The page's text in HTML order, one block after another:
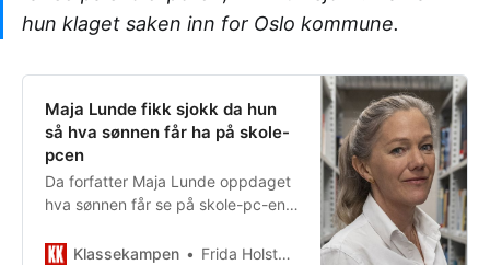
hun klaget saken inn for Oslo kommune.
Maja Lunde fikk sjokk da hun
så hva sønnen får ha på skole-
pcen
Da forfatter Maja Lunde oppdaget
hva sønnen får se på skole-pc-en,
saken inn for Oslo kommune.
Klassekampen Frida Holsten Gullestad